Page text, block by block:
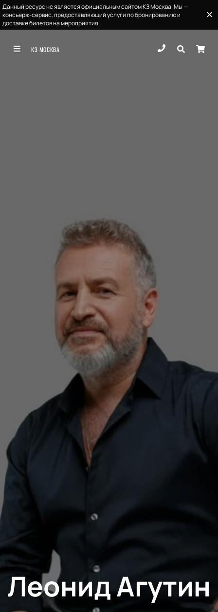
Данный ресурс не является официальным сайтом КЗ Москва. Мы —
консьерж-сервис, предоставляющий услуги по бронированию и
доставке билетов на мероприятия.
КЗ МОСКВА
Леонид Агутин